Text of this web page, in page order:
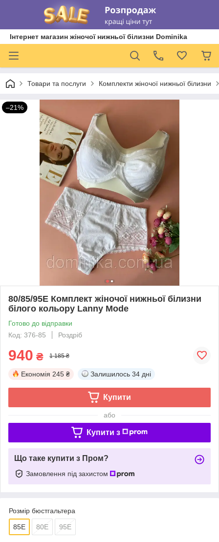
Інтернет магазин жіночої нижньої білизни Dominika
Товари та послуги Комплекти жіночої нижньої білизни
–21%
80/85/95Е Комплект жіночої нижньої білизни
білого кольору Lanny Mode
Готово до відправки
Код: 376-85
Роздріб
940 ₴ 1 185 ₴
Економія 245 ₴ Залишилось 34 дні
Купити
або
Купити з
Що таке купити з Пром?
Замовлення під захистом
Розмір бюстгальтера
85E 80Е 95Е